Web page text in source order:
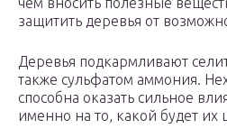
защитить деревья от
Деревья подкармливают
также сульфатом аммония.
способна оказать сильное
именно на то, какой будет их